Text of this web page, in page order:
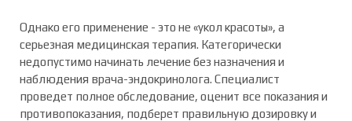
Однако его применение - это не «укол красоты», а
серьезная медицинская терапия. Категорически
недопустимо начинать лечение без назначения и
наблюдения врача-эндокринолога. Специалист
проведет полное обследование, оценит все показания и
противопоказания, подберет правильную дозировку и